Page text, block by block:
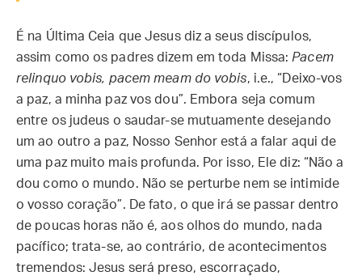
É na Última Ceia que Jesus diz a seus discípulos,
assim como os padres dizem em toda Missa: Pacem
relinquo vobis, pacem meam do vobis, i.e., “Deixo-vos
a paz, a minha paz vos dou”. Embora seja comum
entre os judeus o saudar-se mutuamente desejando
um ao outro a paz, Nosso Senhor está a falar aqui de
uma paz muito mais profunda. Por isso, Ele diz: “Não a
dou como o mundo. Não se perturbe nem se intimide
o vosso coração”. De fato, o que irá se passar dentro
de poucas horas não é, aos olhos do mundo, nada
pacífico; trata-se, ao contrário, de acontecimentos
tremendos: Jesus será preso, escorraçado,